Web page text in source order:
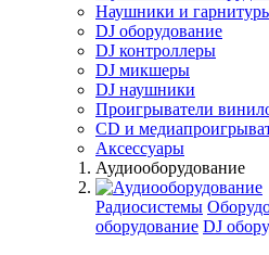
Наушники и
DJ оборудование
DJ контроллеры
DJ микшеры
DJ наушники
Проигрыватели
СD и
Аксессуары
Аудиооборудование
Радиосистемы
оборудование DJ